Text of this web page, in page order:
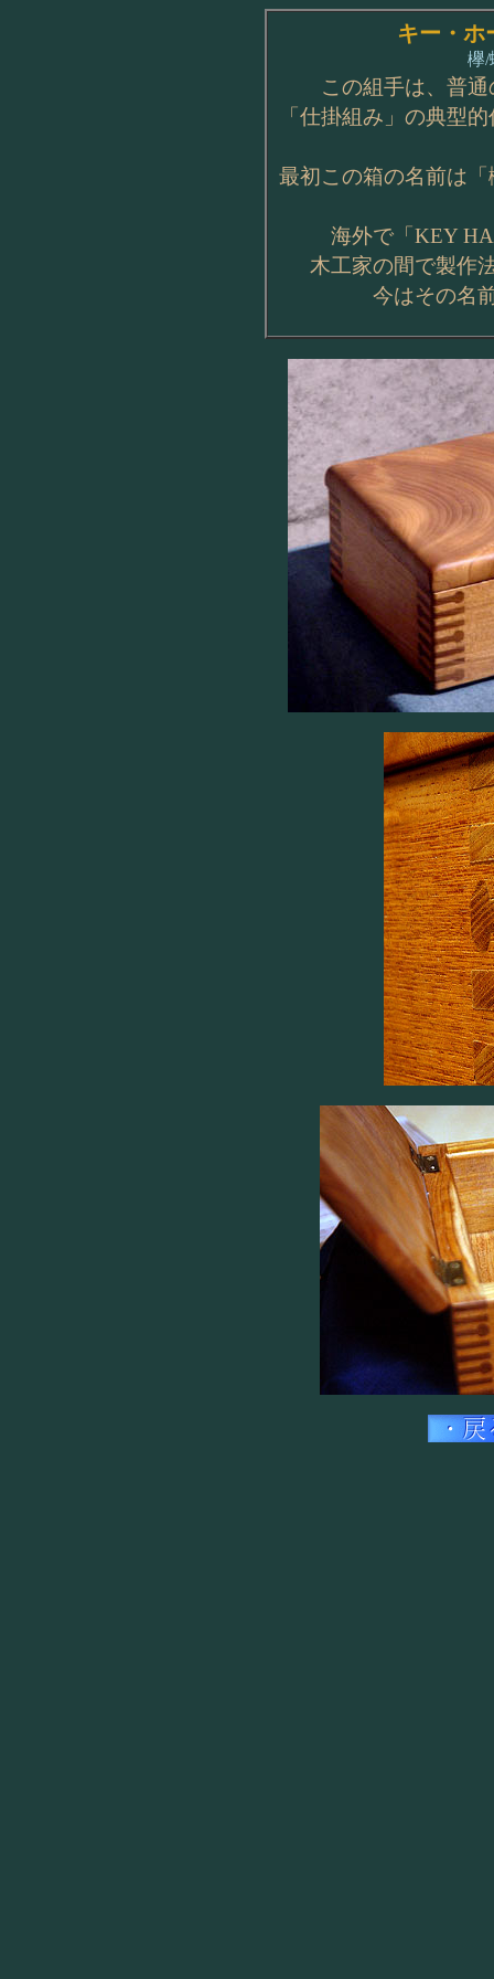
キー・ホ
欅/
この組手は、普
「仕掛組み」の典型
最初この箱の名前は
海外で「KEY
木工家の間で製作
今はその名